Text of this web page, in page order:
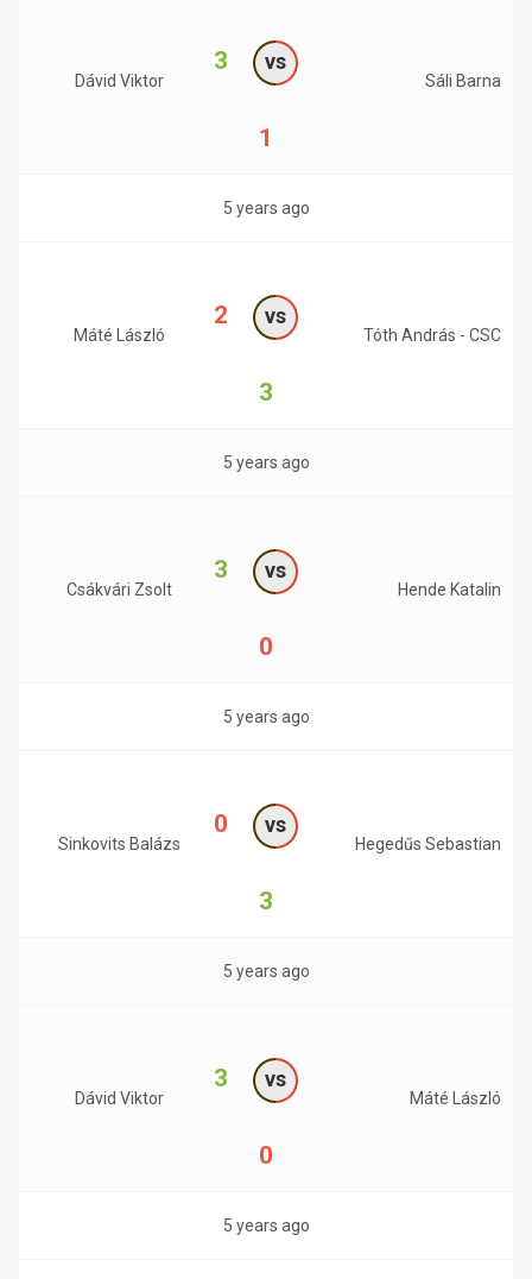
Dávid Viktor
3 vs
1
Sáli Barna
5 years ago
Máté László
2 vs
3
Tóth András - CSC
5 years ago
Csákvári Zsolt
3 vs
0
Hende Katalin
5 years ago
Sinkovits Balázs
0 vs
3
Hegedűs Sebastian
5 years ago
Dávid Viktor
3 vs
0
Máté László
5 years ago